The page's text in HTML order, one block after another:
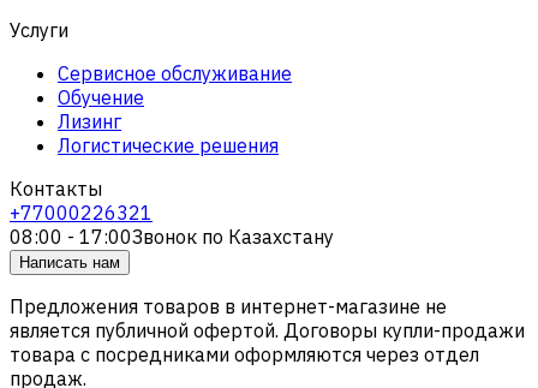
Услуги
Сервисное обслуживание
Обучение
Лизинг
Логистические решения
Контакты
+77000226321
08:00 - 17:00Звонок по Казахстану
Написать нам
Предложения товаров в интернет-магазине не
является публичной офертой. Договоры купли-продажи
товара с посредниками оформляются через отдел
продаж.